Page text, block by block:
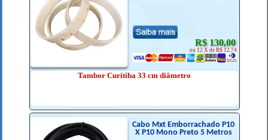
R$ 130,00
ou 12 X de R$ 12.74
Tambor Curitiba 33 cm diâmetro
Cabo Mxt Emborrachado P10
X P10 Mono Preto 5 Metros